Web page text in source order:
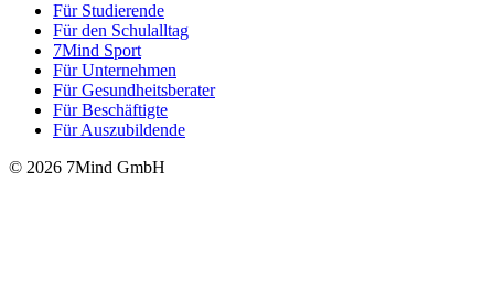
Für Stu­die­rende
Für den Schulalltag
7Mind Sport
Für Unter­neh­men
Für Gesund­heits­be­ra­ter
Für Beschäftigte
Für Auszubildende
© 2026 7Mind GmbH